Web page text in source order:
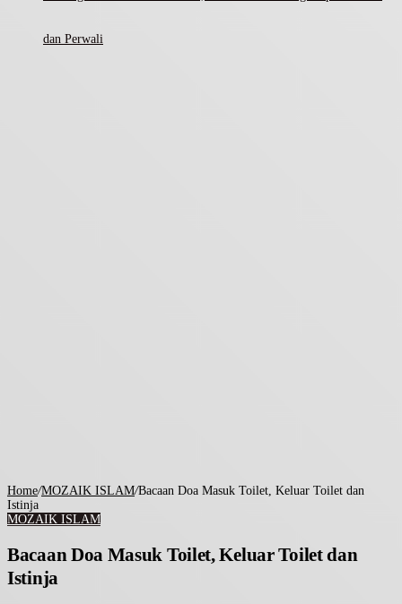
dan Perwali
Home/MOZAIK ISLAM/Bacaan Doa Masuk Toilet, Keluar Toilet dan
Istinja
MOZAIK ISLAM
Bacaan Doa Masuk Toilet, Keluar Toilet dan
Istinja